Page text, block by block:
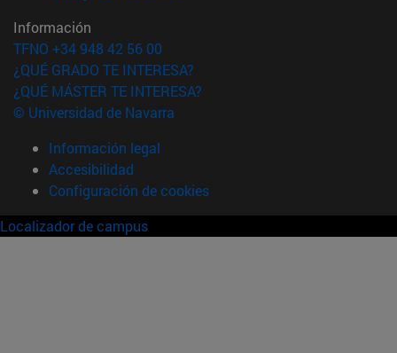
Información
TFNO +34 948 42 56 00
¿QUÉ GRADO TE INTERESA?
¿QUÉ MÁSTER TE INTERESA?
© Universidad de Navarra
Información legal
Accesibilidad
Configuración de cookies
Localizador de campus